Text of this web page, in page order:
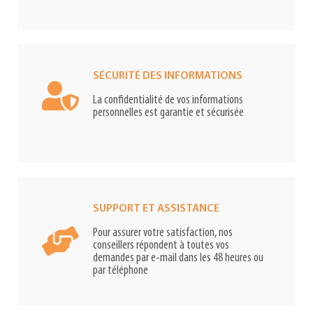
SÉCURITÉ DES INFORMATIONS
La confidentialité de vos informations
personnelles est garantie et sécurisée
SUPPORT ET ASSISTANCE
Pour assurer votre satisfaction, nos
conseillers répondent à toutes vos
demandes par e-mail dans les 48 heures ou
par téléphone